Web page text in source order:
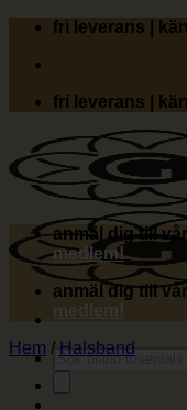
Skip
content
fri leverans |
fri leverans |
Produktsökning
anmäl dig till
medlem!
anmäl dig till
medlem!
Hem / Halsband